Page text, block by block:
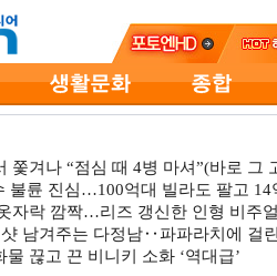
쫓겨나 “점심 때 4병 마셔”(바로 그
불륜 진심…100억대 빌라도 팔고 14
자락 깜짝…리즈 갱신한 인형 비주얼
남겨주는 다정남‥파파라치에 걸
끊고 끈 비니키 소화 ‘역대급’